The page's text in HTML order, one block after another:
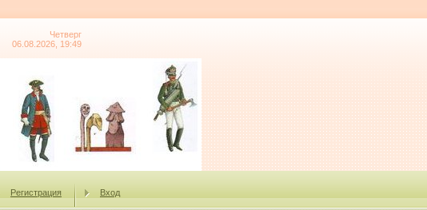
Четверг
06.08.2026, 19:49
Регистрация Вход